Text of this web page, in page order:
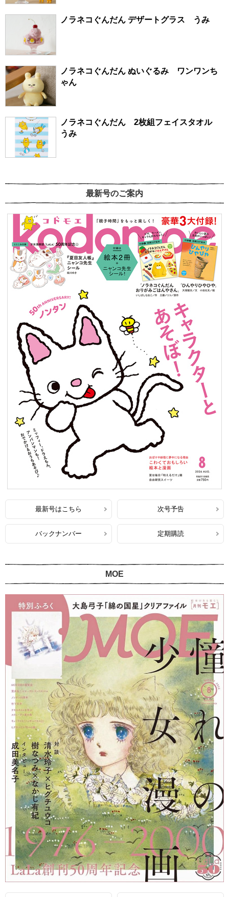
ノラネコぐんだん デザートグラス うみ
ノラネコぐんだん ぬいぐるみ ワンワンち
ゃん
ノラネコぐんだん 2枚組フェイスタオル
うみ
最新号のご案内
最新号はこちら 次号予告
バックナンバー 定期購読
MOE